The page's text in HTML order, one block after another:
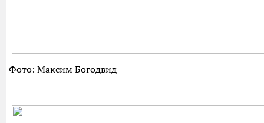
Фото: Максим Богодвид